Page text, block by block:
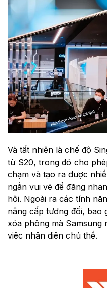
Và tất nhiên là chế độ
từ S20, trong đó cho
chạm và tạo ra được
ngắn vui vẻ để đăng
hội. Ngoài ra các tính
nâng cấp tương đối, bao
xóa phông mà
việc nhận diện chủ thể.